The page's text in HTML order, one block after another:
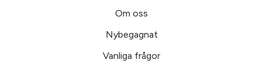
Om oss
Nybegagnat
Vanliga frågor